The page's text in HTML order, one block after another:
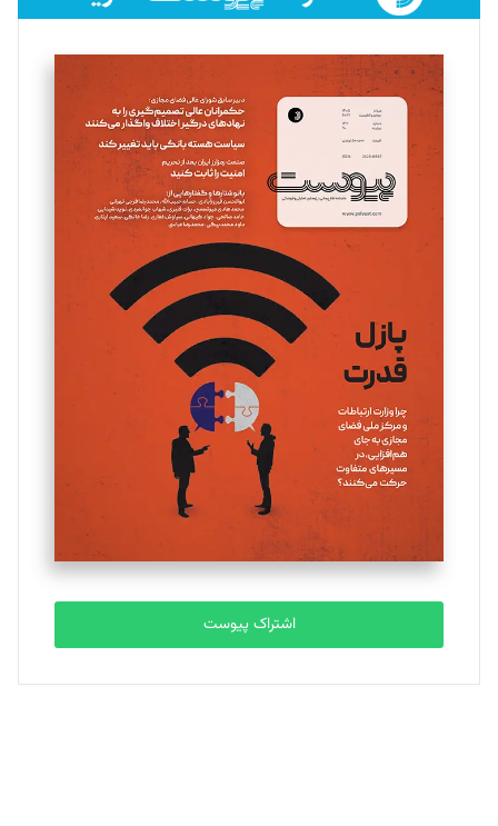
فائزه فتحی رستمی
تحریریه
سروش کرمیان
تحریریه
مینا پاکدل
یسنا امان‌پور
تحریریه
ملینا جعفری
تحریریه
مصطفی مسجدی آرانی
تحریریه
بابک نقاش
تحریریه
اشتراک پیوست